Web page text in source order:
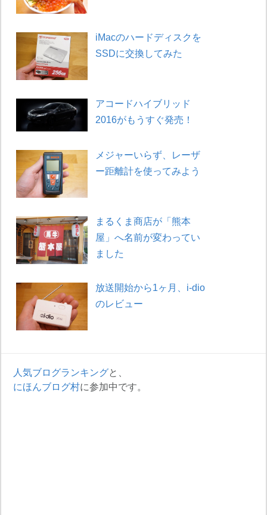
iMacのハードディスクを
SSDに交換してみた
アコードハイブリッド
2016がもうすぐ発売！
メジャーいらず、レーザ
ー距離計を使ってみよう
まるくま商店が「熊本
屋」へ名前が変わってい
ました
放送開始から1ヶ月、i-dio
のレビュー
人気ブログランキングと、
にほんブログ村に参加中です。